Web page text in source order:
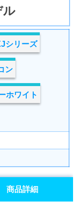
ル
シリーズ
ン
ホワイト
商品詳細